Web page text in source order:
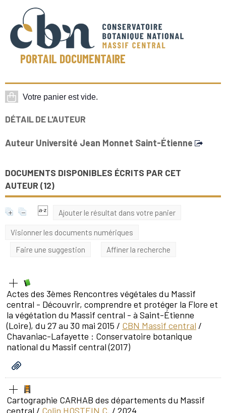
PORTAIL DOCUMENTAIRE
DÉTAIL DE L'AUTEUR
Auteur Université Jean Monnet Saint-Étienne
DOCUMENTS DISPONIBLES ÉCRITS PAR CET
AUTEUR (12)
Ajouter le résultat dans votre panier
Visionner les documents numériques
Faire une suggestion
Affiner la recherche
Actes des 3èmes Rencontres végétales du Massif
central - Découvrir, comprendre et protéger la Flore et
la végétation du Massif central - à Saint-Étienne
(Loire), du 27 au 30 mai 2015 / CBN Massif central /
Chavaniac-Lafayette : Conservatoire botanique
national du Massif central (2017)
Cartographie CARHAB des départements du Massif
central / Colin HOSTEIN C. / 2024